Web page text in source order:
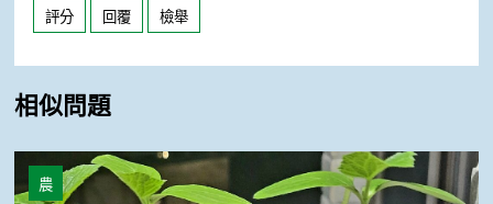
評分 回覆 檢舉
相似問題
請問小黃瓜這樣是徒長了嗎？
農